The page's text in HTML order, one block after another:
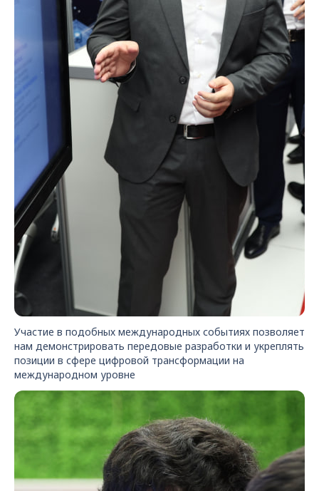
Участие в подобных международных событиях позволяет
нам демонстрировать передовые разработки и укреплять
позиции в сфере цифровой трансформации на
международном уровне